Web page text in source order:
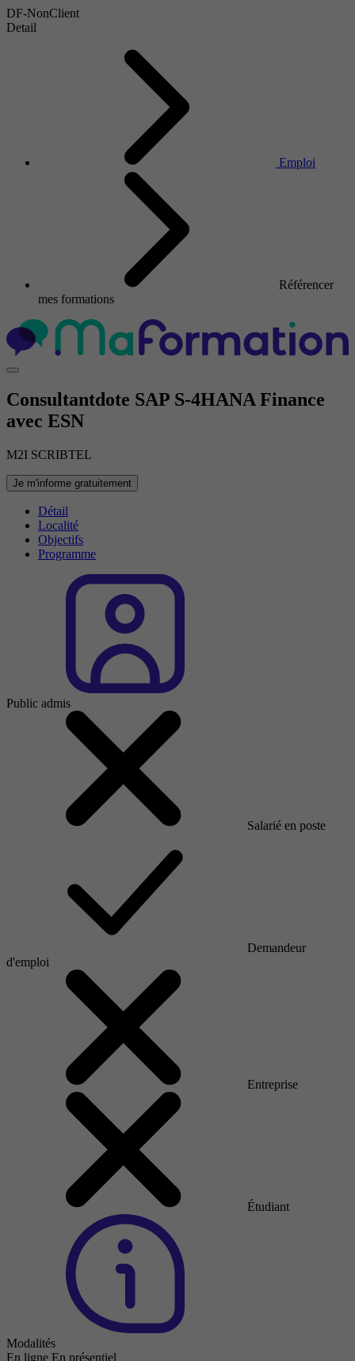
DF-NonClient
Detail
Emploi
Référencer
mes formations
Consultantdote SAP S-4HANA Finance
avec ESN
M2I SCRIBTEL
Je m'informe gratuitement
Détail
Localité
Objectifs
Programme
Public admis
Salarié en poste
Demandeur
d'emploi
Entreprise
Étudiant
Modalités
En ligne En présentiel